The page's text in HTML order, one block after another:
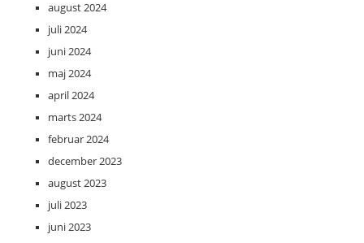
august 2024
juli 2024
juni 2024
maj 2024
april 2024
marts 2024
februar 2024
december 2023
august 2023
juli 2023
juni 2023